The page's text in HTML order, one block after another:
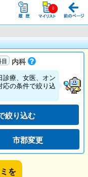
内科
診療、女医、オン
応の条件で絞り込
絞り込む
市郡変更
を